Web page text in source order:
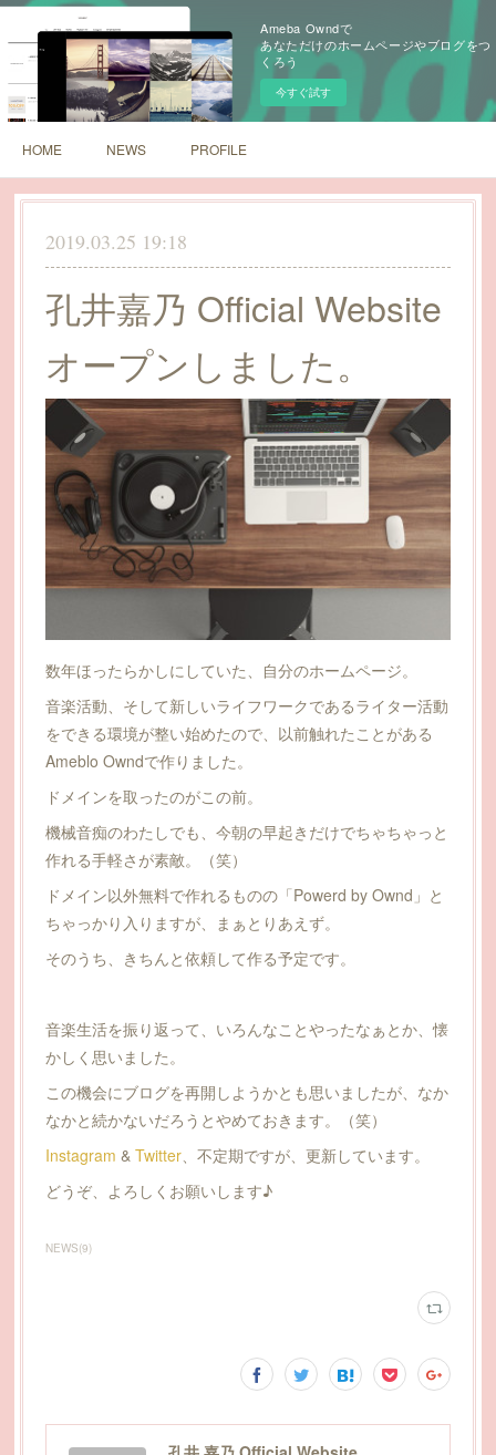
Ameba Owndで
あなただけのホームページやブログをつ
くろう
今すぐ試す
HOME NEWS PROFILE
2019.03.25 19:18
孔井嘉乃 Official Website
オープンしました。
数年ほったらかしにしていた、自分のホームページ。
音楽活動、そして新しいライフワークであるライター活動
をできる環境が整い始めたので、以前触れたことがある
Ameblo Owndで作りました。
ドメインを取ったのがこの前。
機械音痴のわたしでも、今朝の早起きだけでちゃちゃっと
作れる手軽さが素敵。（笑）
ドメイン以外無料で作れるものの「Powerd by Ownd」と
ちゃっかり入りますが、まぁとりあえず。
そのうち、きちんと依頼して作る予定です。
音楽生活を振り返って、いろんなことやったなぁとか、懐
かしく思いました。
この機会にブログを再開しようかとも思いましたが、なか
なかと続かないだろうとやめておきます。（笑）
Instagram & Twitter、不定期ですが、更新しています。
どうぞ、よろしくお願いします♪
NEWS(9)